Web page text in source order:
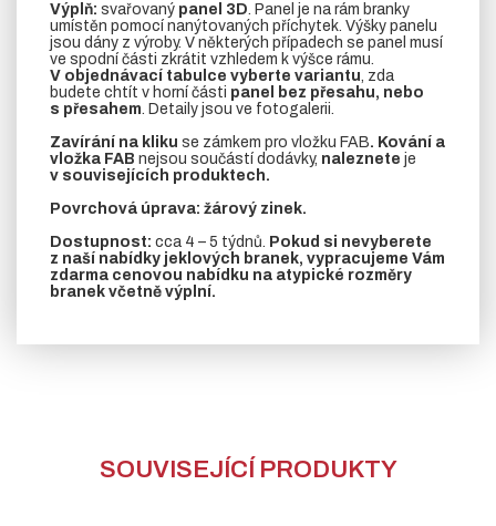
Výplň: svařovaný panel 3D. Panel je na rám branky
umístěn pomocí nanýtovaných příchytek. Výšky panelu
jsou dány z výroby. V některých případech se panel musí
ve spodní části zkrátit vzhledem k výšce rámu.
V objednávací tabulce vyberte variantu, zda
budete chtít v horní části panel bez přesahu, nebo
s přesahem. Detaily jsou ve fotogalerii.
Zavírání na kliku se zámkem pro vložku FAB. Kování a
vložka FAB nejsou součástí dodávky, naleznete je
v souvisejících produktech.
Povrchová úprava: žárový zinek.
Dostupnost: cca 4 – 5 týdnů. Pokud si nevyberete
z naší nabídky jeklových branek, vypracujeme Vám
zdarma cenovou nabídku na atypické rozměry
branek včetně výplní.
SOUVISEJÍCÍ PRODUKTY